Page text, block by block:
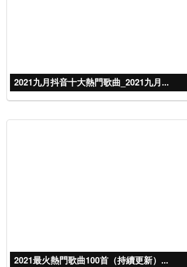
2021九月抖音十大熱門歌曲_2021九月...
2021最火熱門歌曲100首（持續更新）...